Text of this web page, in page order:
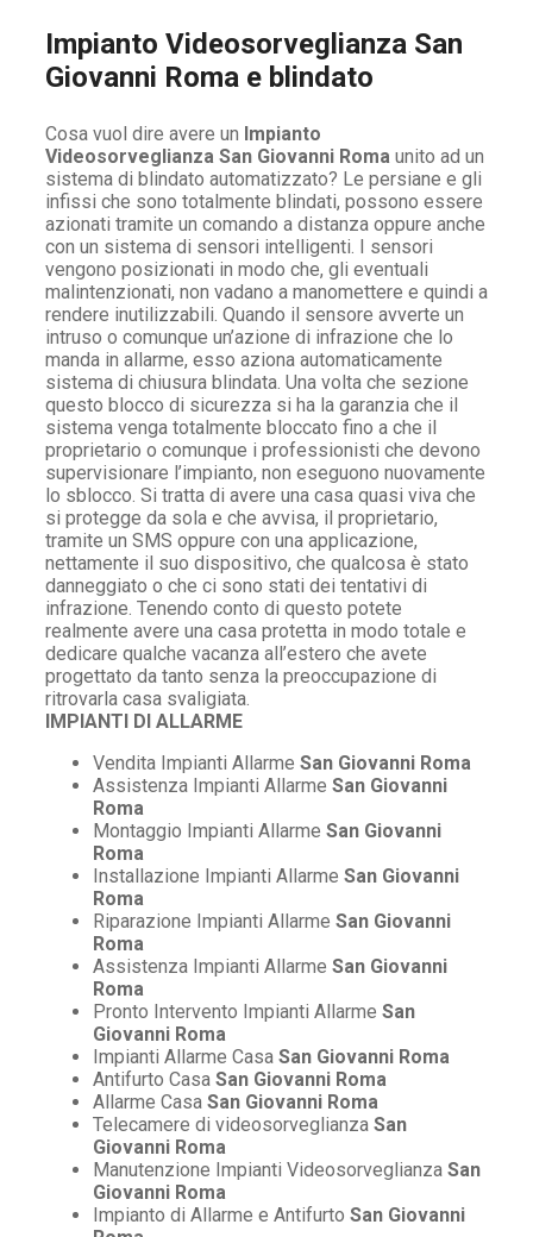
Impianto Videosorveglianza San
Giovanni Roma e blindato
Cosa vuol dire avere un Impianto
Videosorveglianza San Giovanni Roma unito ad un
sistema di blindato automatizzato? Le persiane e gli
infissi che sono totalmente blindati, possono essere
azionati tramite un comando a distanza oppure anche
con un sistema di sensori intelligenti. I sensori
vengono posizionati in modo che, gli eventuali
malintenzionati, non vadano a manomettere e quindi a
rendere inutilizzabili. Quando il sensore avverte un
intruso o comunque un’azione di infrazione che lo
manda in allarme, esso aziona automaticamente
sistema di chiusura blindata. Una volta che sezione
questo blocco di sicurezza si ha la garanzia che il
sistema venga totalmente bloccato fino a che il
proprietario o comunque i professionisti che devono
supervisionare l’impianto, non eseguono nuovamente
lo sblocco. Si tratta di avere una casa quasi viva che
si protegge da sola e che avvisa, il proprietario,
tramite un SMS oppure con una applicazione,
nettamente il suo dispositivo, che qualcosa è stato
danneggiato o che ci sono stati dei tentativi di
infrazione. Tenendo conto di questo potete
realmente avere una casa protetta in modo totale e
dedicare qualche vacanza all’estero che avete
progettato da tanto senza la preoccupazione di
ritrovarla casa svaligiata.
IMPIANTI DI ALLARME
Vendita Impianti Allarme San Giovanni Roma
Assistenza Impianti Allarme San Giovanni
Roma
Montaggio Impianti Allarme San Giovanni
Roma
Installazione Impianti Allarme San Giovanni
Roma
Riparazione Impianti Allarme San Giovanni
Roma
Assistenza Impianti Allarme San Giovanni
Roma
Pronto Intervento Impianti Allarme San
Giovanni Roma
Impianti Allarme Casa San Giovanni Roma
Antifurto Casa San Giovanni Roma
Allarme Casa San Giovanni Roma
Telecamere di videosorveglianza San
Giovanni Roma
Manutenzione Impianti Videosorveglianza San
Giovanni Roma
Impianto di Allarme e Antifurto San Giovanni